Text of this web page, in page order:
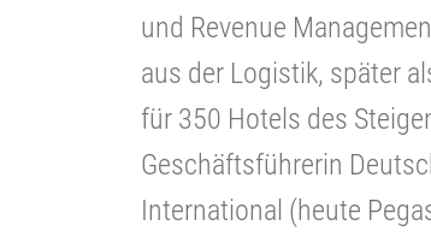
und Revenue
aus der Logistik, später
für 350 Hotels des
Geschäftsführerin
International (heute